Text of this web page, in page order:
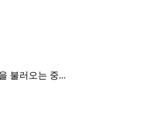
불러오는 중...